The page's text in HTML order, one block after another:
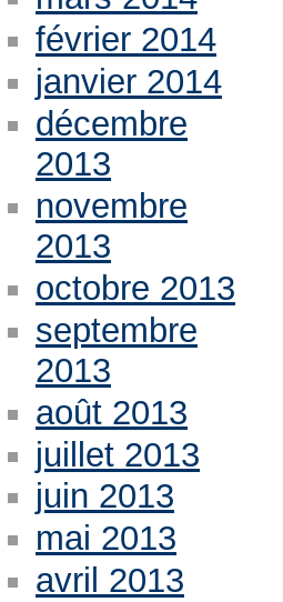
février 2014
janvier 2014
décembre
2013
novembre
2013
octobre 2013
septembre
2013
août 2013
juillet 2013
juin 2013
mai 2013
avril 2013